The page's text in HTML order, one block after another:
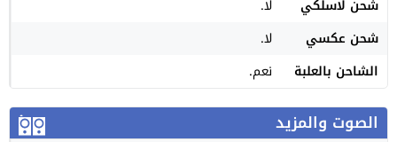
شحن لاسلكي
لا.
شحن عكسي
لا.
الشاحن بالعلبة
نعم.
الصوت والمزيد